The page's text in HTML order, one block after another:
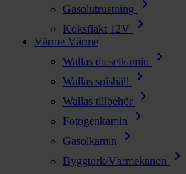
Gasolutrustning chevron_right
Köksfläkt 12V chevron_right
Värme Värme
Wallas dieselkamin
chevron_right
Wallas spishäll chevron_right
Wallas tillbehör chevron_right
Fotogenkamin chevron_right
Gasolkamin chevron_right
Byggtork/Värmekanon chevron_right